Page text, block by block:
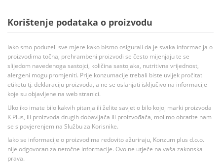
Korištenje podataka o proizvodu
Iako smo poduzeli sve mjere kako bismo osigurali da je svaka informacija o
proizvodima točna, prehrambeni proizvodi se često mijenjaju te se
slijedom navedenoga sastojci, količina sastojaka, nutritivna vrijednost,
alergeni mogu promjeniti. Prije konzumacije trebali biste uvijek pročitati
etiketu tj. deklaraciju proizvoda, a ne se oslanjati isključivo na informacije
koje su objavljene na web stranici.
Ukoliko imate bilo kakvih pitanja ili želite savjet o bilo kojoj marki proizvoda
K Plus, ili proizvoda drugih dobavljača ili proizvođača, molimo obratite nam
se s povjerenjem na Službu za Korisnike.
Iako se informacije o proizvodima redovito ažuriraju, Konzum plus d.o.o.
nije odgovoran za netočne informacije. Ovo ne utječe na vaša zakonska
prava.